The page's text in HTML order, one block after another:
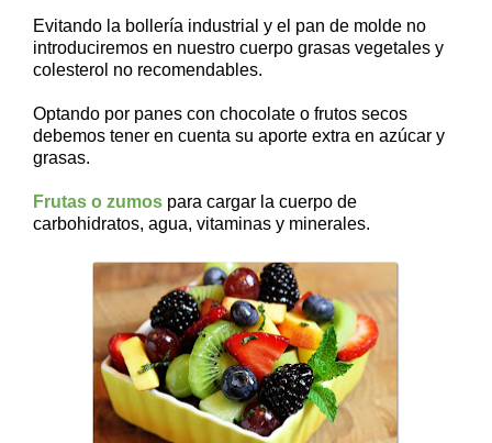
Evitando la bollería industrial y el pan de molde no
introduciremos en nuestro cuerpo grasas vegetales y
colesterol no recomendables.
Optando por panes con chocolate o frutos secos
debemos tener en cuenta su aporte extra en azúcar y
grasas.
Frutas o zumos para cargar la cuerpo de
carbohidratos, agua, vitaminas y minerales.